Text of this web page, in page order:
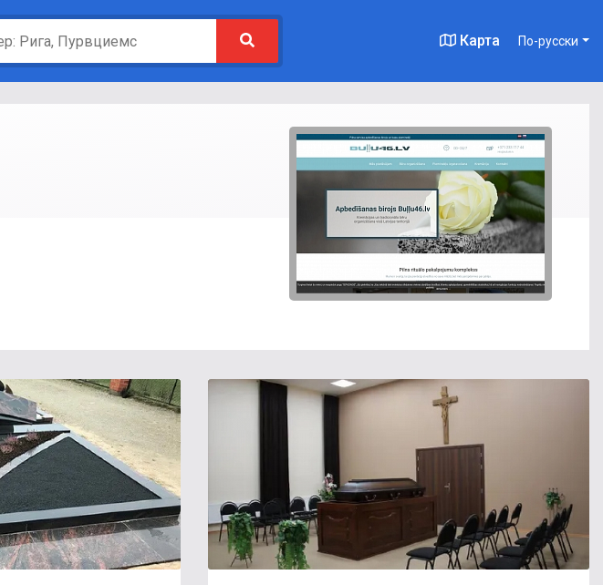
Карта По-русски